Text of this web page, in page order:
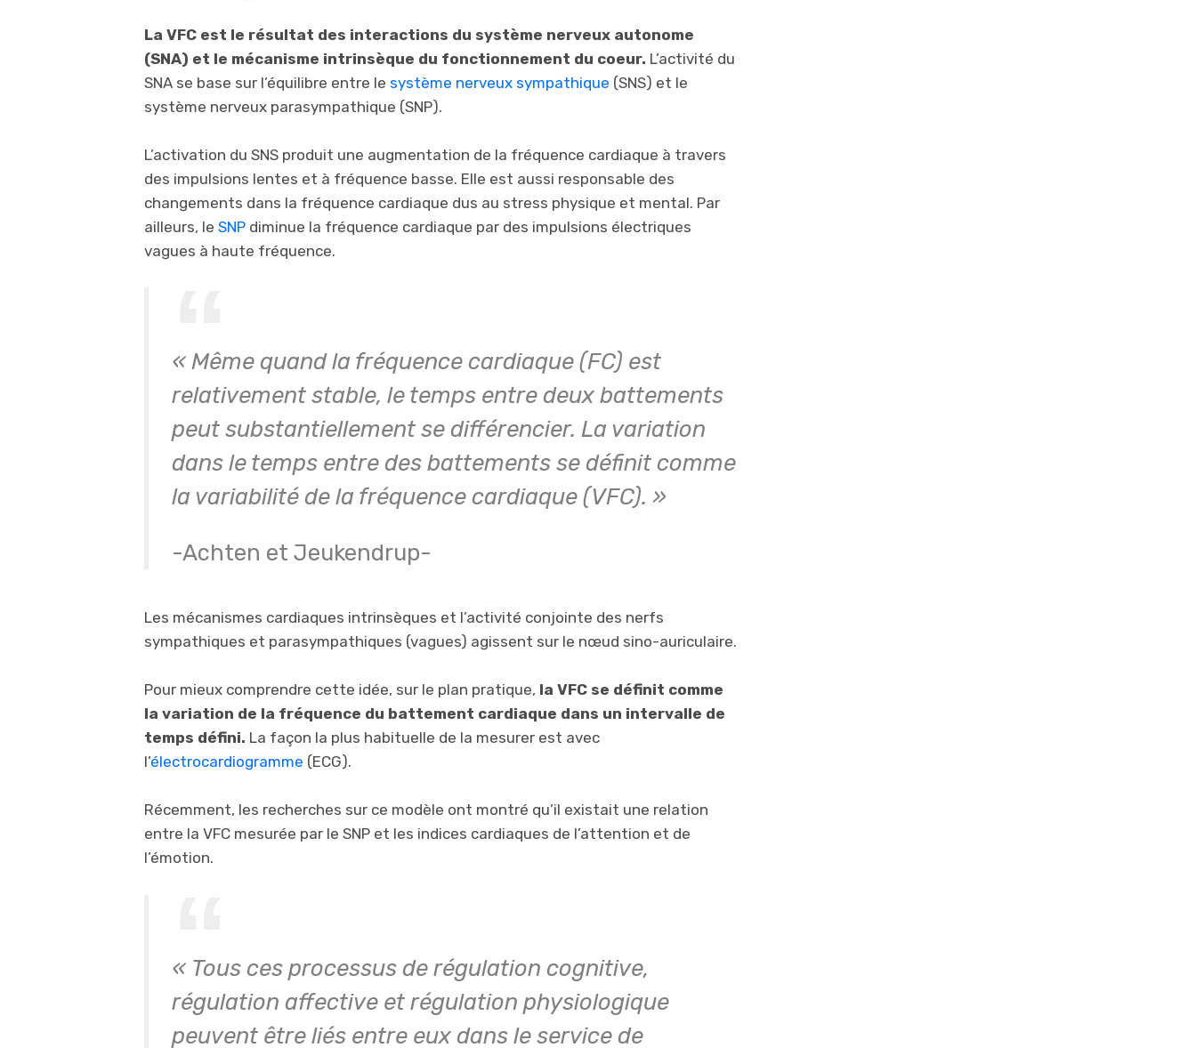
La VFC est le résultat des interactions du système nerveux autonome
(SNA) et le mécanisme intrinsèque du fonctionnement du coeur. L’activité du
SNA se base sur l’équilibre entre le système nerveux sympathique (SNS) et le
système nerveux parasympathique (SNP).
L’activation du SNS produit une augmentation de la fréquence cardiaque à travers
des impulsions lentes et à fréquence basse. Elle est aussi responsable des
changements dans la fréquence cardiaque dus au stress physique et mental. Par
ailleurs, le SNP diminue la fréquence cardiaque par des impulsions électriques
vagues à haute fréquence.
« Même quand la fréquence cardiaque (FC) est
relativement stable, le temps entre deux battements
peut substantiellement se différencier. La variation
dans le temps entre des battements se définit comme
la variabilité de la fréquence cardiaque (VFC). »
-Achten et Jeukendrup-
Les mécanismes cardiaques intrinsèques et l’activité conjointe des nerfs
sympathiques et parasympathiques (vagues) agissent sur le nœud sino-auriculaire.
Pour mieux comprendre cette idée, sur le plan pratique, la VFC se définit comme
la variation de la fréquence du battement cardiaque dans un intervalle de
temps défini. La façon la plus habituelle de la mesurer est avec
l’électrocardiogramme (ECG).
Récemment, les recherches sur ce modèle ont montré qu’il existait une relation
entre la VFC mesurée par le SNP et les indices cardiaques de l’attention et de
l’émotion.
« Tous ces processus de régulation cognitive,
régulation affective et régulation physiologique
peuvent être liés entre eux dans le service de